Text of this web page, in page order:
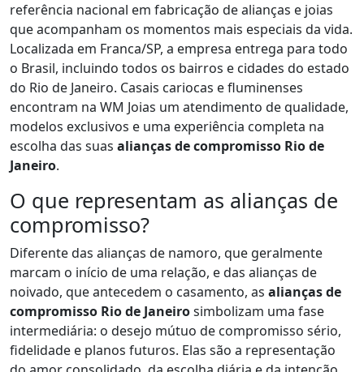
referência nacional em fabricação de alianças e joias
que acompanham os momentos mais especiais da vida.
Localizada em Franca/SP, a empresa entrega para todo
o Brasil, incluindo todos os bairros e cidades do estado
do Rio de Janeiro. Casais cariocas e fluminenses
encontram na WM Joias um atendimento de qualidade,
modelos exclusivos e uma experiência completa na
escolha das suas alianças de compromisso Rio de
Janeiro.
O que representam as alianças de
compromisso?
Diferente das alianças de namoro, que geralmente
marcam o início de uma relação, e das alianças de
noivado, que antecedem o casamento, as alianças de
compromisso Rio de Janeirosimbolizam uma fase
intermediária: o desejo mútuo de compromisso sério,
fidelidade e planos futuros. Elas são a representação